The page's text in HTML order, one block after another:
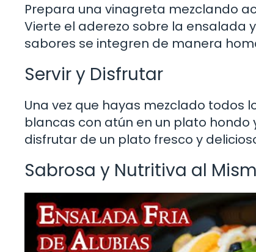
Prepara una vinagreta mezclando
Vierte el aderezo sobre la ensalada
sabores se integren de manera
Servir y Disfrutar
Una vez que hayas mezclado todos
blancas con atún en un plato hondo
disfrutar de un plato fresco y
Sabrosa y Nutritiva al